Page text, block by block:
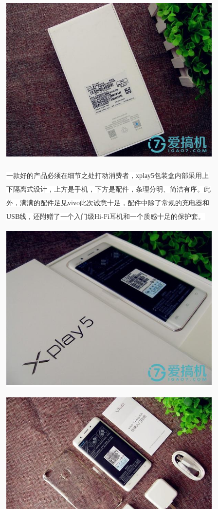
一款好的产品必须在细节之处打动消费者，xplay5包装盒内部采用上
下隔离式设计，上方是手机，下方是配件，条理分明、简洁有序。此
外，满满的配件足见vivo此次诚意十足，配件中除了常规的充电器和
USB线，还附赠了一个入门级Hi-Fi耳机和一个质感十足的保护套。